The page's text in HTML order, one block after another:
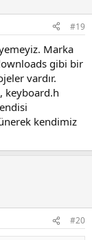
#19
Marka
gibi bir
vardır.
keyboard.h
kendimiz
#20